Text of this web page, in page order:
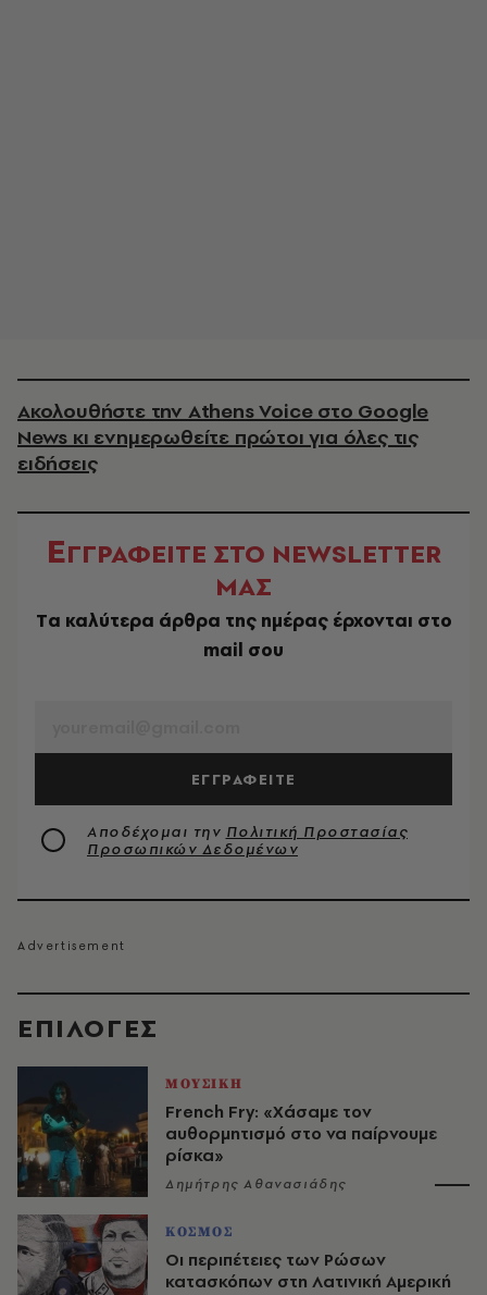
EΠΙΛΟΓΈΣ
ΜΟΥΣΙΚΗ
French Fry: «Χάσαμε τον
αυθορμητισμό στο να παίρνουμε
ρίσκα»
Δημήτρης Αθανασιάδης
ΚΟΣΜΟΣ
Οι περιπέτειες των Ρώσων
κατασκόπων στη Λατινική Αμερική
Ακολουθήστε την Athens Voice στο Google
News κι ενημερωθείτε πρώτοι για όλες τις
ειδήσεις
ΕΓΓΡΑΦΕΙΤΕ ΣΤΟ NEWSLETTER
ΜΑΣ
Tα καλύτερα άρθρα της ημέρας έρχονται στο
mail σου
ΕΓΓΡΑΦΕΙΤΕ
Αποδέχομαι την Πολιτική Προστασίας
Προσωπικών Δεδομένων